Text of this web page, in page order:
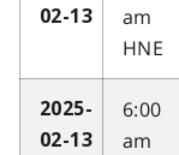
02-13
am
HNE
2025-
02-13
6:00
am